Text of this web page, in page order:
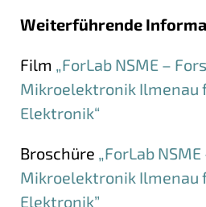
Weiterführende
Film „ForLab NSME –
Mikroelektronik Ilmenau
Elektronik“
Broschüre „ForLab NSME
Mikroelektronik Ilmenau
Elektronik”